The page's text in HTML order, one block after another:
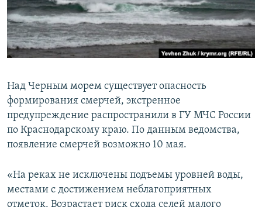
ПОБЕДИТЕЛЕЙ НЕ СУДЯТ?
КРЫМ.НЕПОКОРЕННЫЙ
ELIFBE
ПРИСОЕДИНЯЙТЕСЬ!
Все сайты RFE/RL
Над Черным морем существует опасность
формирования смерчей, экстренное
предупреждение распространили в ГУ МЧС России
по Краснодарскому краю. По данным ведомства,
появление смерчей возможно 10 мая.
«На реках не исключены подъемы уровней воды,
местами с достижением неблагоприятных
отметок. Возрастает риск схода селей малого